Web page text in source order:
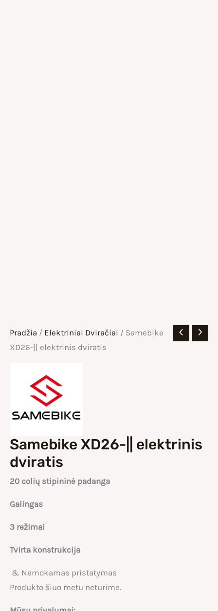
Pradžia / Elektriniai Dviračiai / Samebike
XD26-|| elektrinis dviratis
Samebike XD26-|| elektrinis
dviratis
20 colių stipininė padanga
Galingas
3 režimai
Tvirta konstrukcija
& Nemokamas pristatymas
Produkto šiuo metu neturime.